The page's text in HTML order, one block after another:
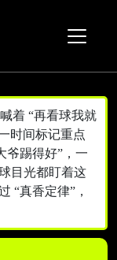
着 “再看球我就
时间标记重点
爷踢得好”，一
目光都盯着这
“真香定律”，